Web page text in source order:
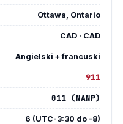
Ottawa, Ontario
CAD · CAD
Angielski + francuski
911
011 (NANP)
6 (UTC-3:30 do -8)